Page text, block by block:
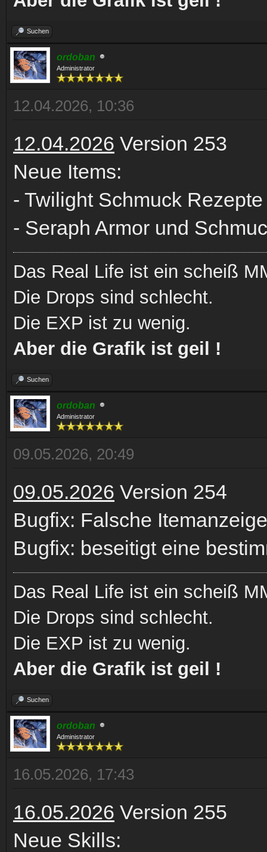
Suchen
ordoban
Administrator
12.04.2026, 10:36
12.04.2026 Version 253
Neue Items:
- Twilight Schmuck
- Seraph Armor und
Das Real Life ist ein scheiß
Die Drops sind schlecht.
Die EXP ist zu wenig.
Aber die Grafik ist geil !
Suchen
ordoban
Administrator
09.05.2026, 20:49
09.05.2026 Version 254
Bugfix: Falsche
Bugfix: beseitigt eine
Das Real Life ist ein scheiß
Die Drops sind schlecht.
Die EXP ist zu wenig.
Aber die Grafik ist geil !
Suchen
ordoban
Administrator
16.05.2026, 17:43
16.05.2026 Version 255
Neue Skills: